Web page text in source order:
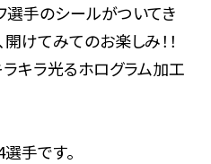
選手のシールがついてき
けてみてのお楽しみ！！
キラ光るホログラム加工
手です。